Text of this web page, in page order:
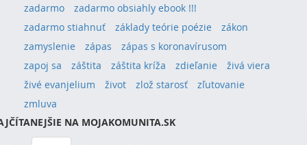
zadarmo
zadarmo obsiahly ebook !!!
zadarmo stiahnuť
základy teórie poézie
zákon
zamyslenie
zápas
zápas s koronavírusom
zapoj sa
záštita záštita kríža zdieľanie
živá viera
živé evanjelium
život zlož starosť
zľutovanie
zmluva
NA MOJAKOMUNITA.SK